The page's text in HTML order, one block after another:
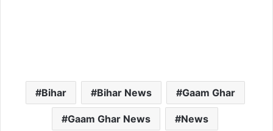
Bihar Bihar News Gaam Ghar
Gaam Ghar News News